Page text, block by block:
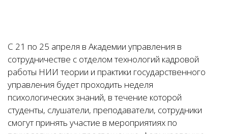
С 21 по 25 апреля в Академии управления в
сотрудничестве с отделом технологий кадровой
работы НИИ теории и практики государственного
управления будет проходить неделя
психологических знаний, в течение которой
студенты, слушатели, преподаватели, сотрудники
смогут принять участие в мероприятиях по